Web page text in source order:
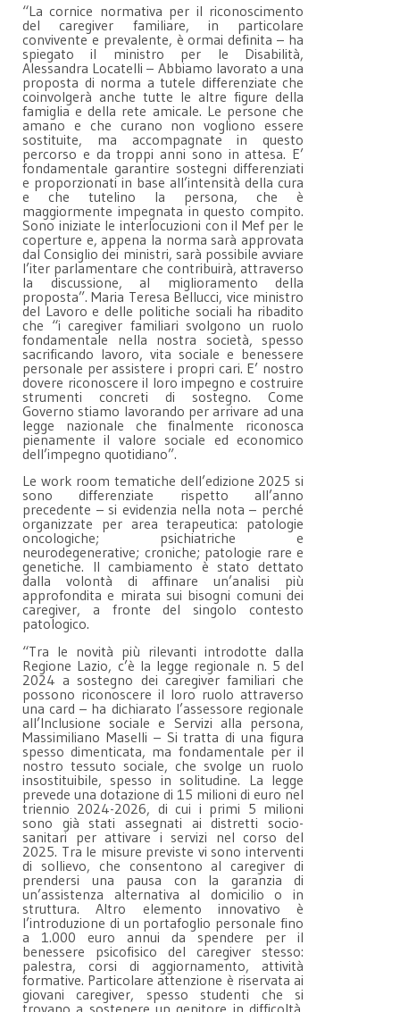
“La cornice normativa per il riconoscimento
del caregiver familiare, in particolare
convivente e prevalente, è ormai definita – ha
spiegato il ministro per le Disabilità,
Alessandra Locatelli – Abbiamo lavorato a una
proposta di norma a tutele differenziate che
coinvolgerà anche tutte le altre figure della
famiglia e della rete amicale. Le persone che
amano e che curano non vogliono essere
sostituite, ma accompagnate in questo
percorso e da troppi anni sono in attesa. E’
fondamentale garantire sostegni differenziati
e proporzionati in base all’intensità della cura
e che tutelino la persona, che è
maggiormente impegnata in questo compito.
Sono iniziate le interlocuzioni con il Mef per le
coperture e, appena la norma sarà approvata
dal Consiglio dei ministri, sarà possibile avviare
l’iter parlamentare che contribuirà, attraverso
la discussione, al miglioramento della
proposta”. Maria Teresa Bellucci, vice ministro
del Lavoro e delle politiche sociali ha ribadito
che “i caregiver familiari svolgono un ruolo
fondamentale nella nostra società, spesso
sacrificando lavoro, vita sociale e benessere
personale per assistere i propri cari. E’ nostro
dovere riconoscere il loro impegno e costruire
strumenti concreti di sostegno. Come
Governo stiamo lavorando per arrivare ad una
legge nazionale che finalmente riconosca
pienamente il valore sociale ed economico
dell’impegno quotidiano”.
Le work room tematiche dell’edizione 2025 si
sono differenziate rispetto all’anno
precedente – si evidenzia nella nota – perché
organizzate per area terapeutica: patologie
oncologiche; psichiatriche e
neurodegenerative; croniche; patologie rare e
genetiche. Il cambiamento è stato dettato
dalla volontà di affinare un’analisi più
approfondita e mirata sui bisogni comuni dei
caregiver, a fronte del singolo contesto
patologico.
“Tra le novità più rilevanti introdotte dalla
Regione Lazio, c’è la legge regionale n. 5 del
2024 a sostegno dei caregiver familiari che
possono riconoscere il loro ruolo attraverso
una card – ha dichiarato l’assessore regionale
all’Inclusione sociale e Servizi alla persona,
Massimiliano Maselli – Si tratta di una figura
spesso dimenticata, ma fondamentale per il
nostro tessuto sociale, che svolge un ruolo
insostituibile, spesso in solitudine. La legge
prevede una dotazione di 15 milioni di euro nel
triennio 2024-2026, di cui i primi 5 milioni
sono già stati assegnati ai distretti socio-
sanitari per attivare i servizi nel corso del
2025. Tra le misure previste vi sono interventi
di sollievo, che consentono al caregiver di
prendersi una pausa con la garanzia di
un’assistenza alternativa al domicilio o in
struttura. Altro elemento innovativo è
l’introduzione di un portafoglio personale fino
a 1.000 euro annui da spendere per il
benessere psicofisico del caregiver stesso:
palestra, corsi di aggiornamento, attività
formative. Particolare attenzione è riservata ai
giovani caregiver, spesso studenti che si
trovano a sostenere un genitore in difficoltà.